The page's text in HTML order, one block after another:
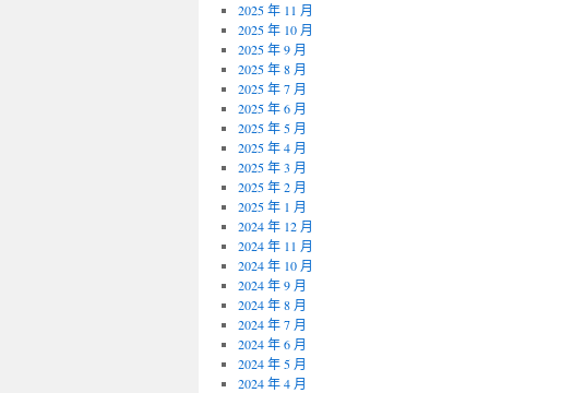
2025 年 11 月
2025 年 10 月
2025 年 9 月
2025 年 8 月
2025 年 7 月
2025 年 6 月
2025 年 5 月
2025 年 4 月
2025 年 3 月
2025 年 2 月
2025 年 1 月
2024 年 12 月
2024 年 11 月
2024 年 10 月
2024 年 9 月
2024 年 8 月
2024 年 7 月
2024 年 6 月
2024 年 5 月
2024 年 4 月